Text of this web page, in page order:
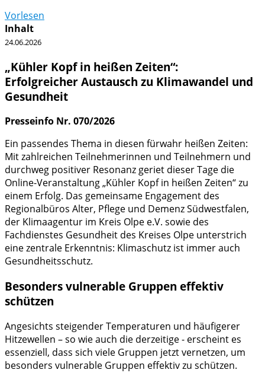
Vorlesen
Inhalt
24.06.2026
„Kühler Kopf in heißen Zeiten“:
Erfolgreicher Austausch zu Klimawandel und
Gesundheit
Presseinfo Nr. 070/2026
Ein passendes Thema in diesen fürwahr heißen Zeiten:
Mit zahlreichen Teilnehmerinnen und Teilnehmern und
durchweg positiver Resonanz geriet dieser Tage die
Online-Veranstaltung „Kühler Kopf in heißen Zeiten“ zu
einem Erfolg. Das gemeinsame Engagement des
Regionalbüros Alter, Pflege und Demenz Südwestfalen,
der Klimaagentur im Kreis Olpe e.V. sowie des
Fachdienstes Gesundheit des Kreises Olpe unterstrich
eine zentrale Erkenntnis: Klimaschutz ist immer auch
Gesundheitsschutz.
Besonders vulnerable Gruppen effektiv
schützen
Angesichts steigender Temperaturen und häufigerer
Hitzewellen – so wie auch die derzeitige - erscheint es
essenziell, dass sich viele Gruppen jetzt vernetzen, um
besonders vulnerable Gruppen effektiv zu schützen.